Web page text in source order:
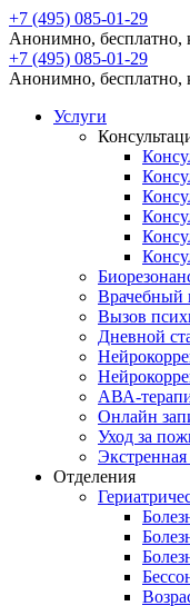
+7 (495) 085-01-29
Анонимно, бесплатно,
+7 (495) 085-01-29
Анонимно, бесплатно,
Услуги
Врачебный
Вызов
Дневной
АВА-
Онлайн
Уход за
Отделения